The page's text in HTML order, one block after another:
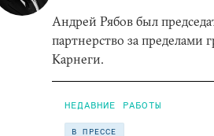
Андрей Рябов был
партнерство за пределами
Карнеги.
НЕДАВНИЕ РАБОТЫ
В ПРЕССЕ